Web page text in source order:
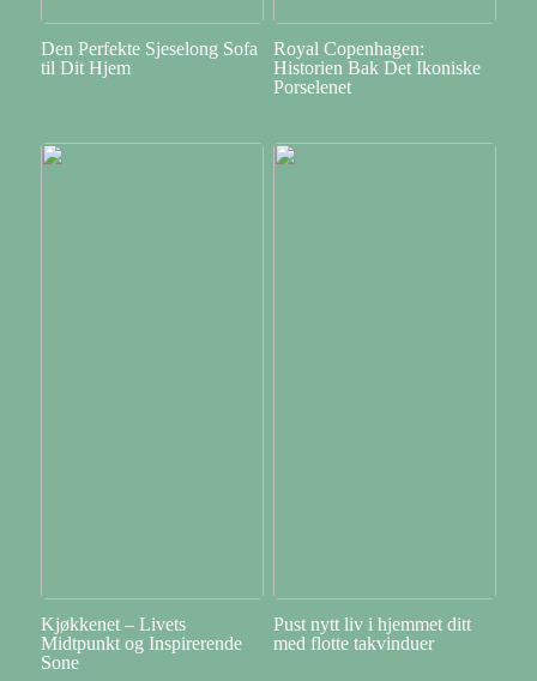
Den Perfekte Sjeselong Sofa
til Dit Hjem
Royal Copenhagen:
Historien Bak Det Ikoniske
Porselenet
Kjøkkenet – Livets
Midtpunkt og Inspirerende
Sone
Pust nytt liv i hjemmet ditt
med flotte takvinduer